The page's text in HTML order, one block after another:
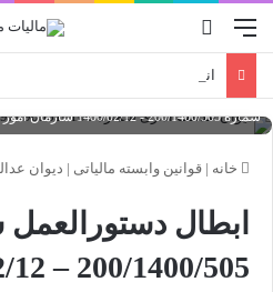
منو
انواع صورتحساب الکترونیکی
شماره 200/1400/505 - 1400/02/12 سازمان امور مالياتي کشور
خانه | قوانین وابسته مالیاتی | دیوان
ابطال
02/12